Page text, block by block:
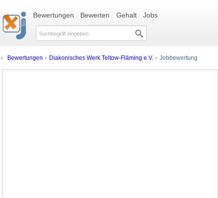
Bewertungen Bewerten Gehalt Jobs
Bewertungen Diakonisches Werk Teltow-Fläming e.V. Jobbewertung